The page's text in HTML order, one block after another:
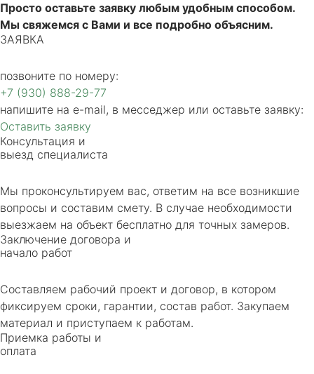
Просто оставьте заявку любым удобным способом.
Мы свяжемся с Вами и все подробно объясним.
ЗАЯВКА
позвоните по номеру:
+7 (930) 888-29-77
напишите на e-mail, в месседжер или оставьте заявку:
Оставить заявку
Консультация и
выезд специалиста
Мы проконсультируем вас, ответим на все возникшие
вопросы и составим смету. В случае необходимости
выезжаем на объект бесплатно для точных замеров.
Заключение договора и
начало работ
Составляем рабочий проект и договор, в котором
фиксируем сроки, гарантии, состав работ. Закупаем
материал и приступаем к работам.
Приемка работы и
оплата